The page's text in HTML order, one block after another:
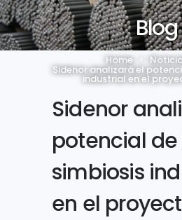
Blog
Home
Sidenor analizará el
industrial en el
Sidenor
potencial de
simbiosis
en el